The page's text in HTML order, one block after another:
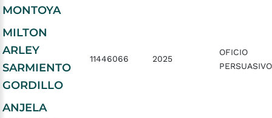
MONTOYA
MILTON
ARLEY
SARMIENTO
GORDILLO
11446066 2025
OFICIO
PERSUASIVO
ANJELA